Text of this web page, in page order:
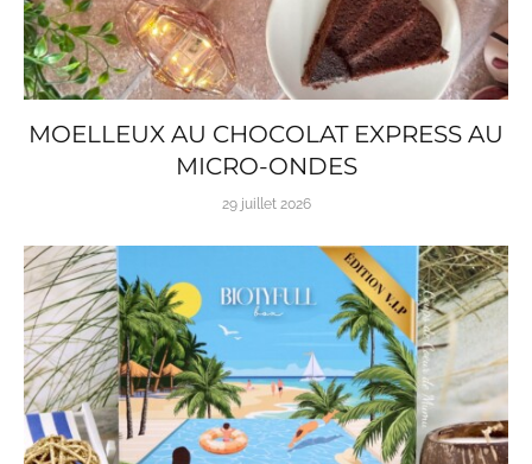
MOELLEUX AU CHOCOLAT EXPRESS AU
MICRO-ONDES
29 juillet 2026